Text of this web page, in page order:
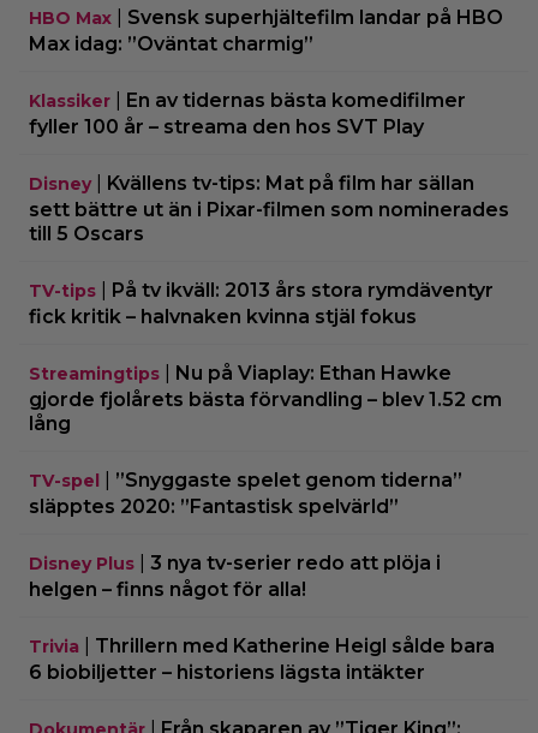
HBO Max
Svensk superhjältefilm landar på HBO
Max idag: ”Oväntat charmig”
Klassiker
En av tidernas bästa komedifilmer
fyller 100 år – streama den hos SVT Play
Disney|
Kvällens tv-tips: Mat på film har sällan
sett bättre ut än i Pixar-filmen som nominerades
till 5 Oscars
TV-tips
På tv ikväll: 2013 års stora rymdäventyr
fick kritik – halvnaken kvinna stjäl fokus
Streamingtips
Nu på Viaplay: Ethan Hawke
gjorde fjolårets bästa förvandling – blev 1.52 cm
lång
TV-spel
”Snyggaste spelet genom tiderna”
släpptes 2020: ”Fantastisk spelvärld”
Disney Plus
3 nya tv-serier redo att plöja i
helgen – finns något för alla!
Trivia
Thrillern med Katherine Heigl sålde bara
6 biobiljetter – historiens lägsta intäkter